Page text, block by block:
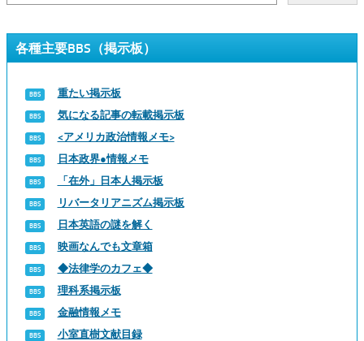
各種主要BBS（掲示板）
重たい掲示板
気になる記事の転載掲示板
<アメリカ政治情報メモ>
日本政界●情報メモ
「在外」日本人掲示板
リバータリアニズム掲示板
日本英語の謎を解く
映画なんでも文章箱
◆法律学のカフェ◆
理科系掲示板
金融情報メモ
小室直樹文献目録